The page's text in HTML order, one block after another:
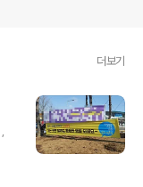
더보기